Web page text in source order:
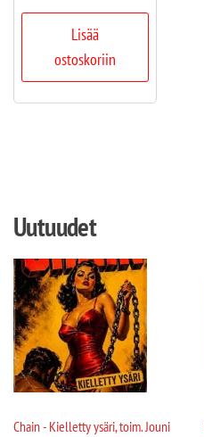
Lisää
ostoskoriin
Uutuudet
Chain - Kielletty ysäri, toim. Jouni